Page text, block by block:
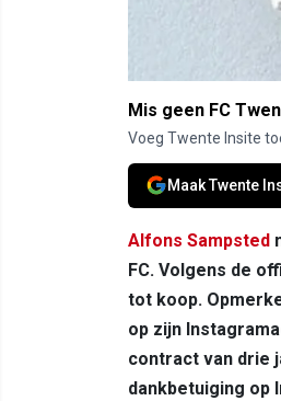
Mis geen FC
Voeg Twente Insite
Maak Twente
Alfons Sampsted
FC. Volgens de
tot koop.
op zijn
contract van drie
dankbetuiging op